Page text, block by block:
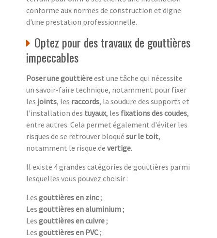
conforme aux normes de construction et digne
d'une prestation professionnelle.
Optez pour des travaux de gouttières
impeccables
Poser une gouttièreest une tâche qui nécessite
un savoir-faire technique, notamment pour fixer
les joints, les raccords, la soudure des supports et
l'installation des tuyaux, les fixations des coudes,
entre autres. Cela permet également d'éviter les
risques de se retrouver bloqué sur le toit,
notamment le risque de vertige.
Il existe 4 grandes catégories de gouttières parmi
lesquelles vous pouvez choisir :
Les gouttières en zinc;
Les gouttières en aluminium ;
Les gouttières en cuivre ;
Les gouttières en PVC ;